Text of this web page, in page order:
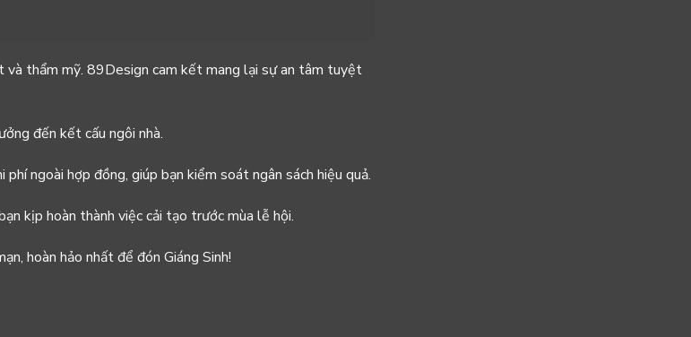
thẩm mỹ. 89Design cam kết mang lại sự an tâm tuyệt
đến kết cấu ngôi nhà.
phí ngoài hợp đồng, giúp bạn kiểm soát ngân sách hiệu quả.
kịp hoàn thành việc cải tạo trước mùa lễ hội.
hoàn hảo nhất để đón Giáng Sinh!